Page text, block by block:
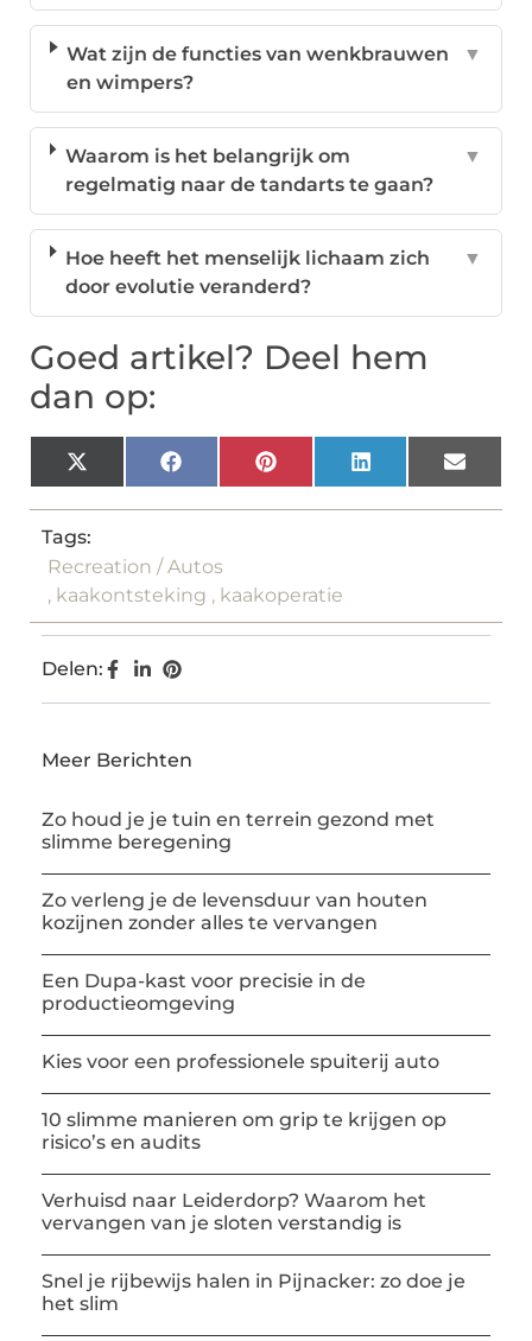
Wat zijn de functies van wenkbrauwen
en wimpers?
▼
Waarom is het belangrijk om
regelmatig naar de tandarts te gaan?
▼
Hoe heeft het menselijk lichaam zich
door evolutie veranderd?
▼
Goed artikel? Deel hem
dan op:
X
(Twitter)
FacebookPinterestLinkedIn Email
Tags:
Recreation / Autos
, kaakontsteking , kaakoperatie
Delen:
Meer Berichten
Zo houd je je tuin en terrein gezond met
slimme beregening
Zo verleng je de levensduur van houten
kozijnen zonder alles te vervangen
Een Dupa-kast voor precisie in de
productieomgeving
Kies voor een professionele spuiterij auto
10 slimme manieren om grip te krijgen op
risico’s en audits
Verhuisd naar Leiderdorp? Waarom het
vervangen van je sloten verstandig is
Snel je rijbewijs halen in Pijnacker: zo doe je
het slim